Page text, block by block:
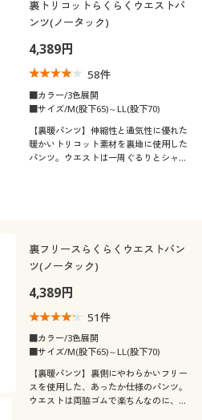
裏トリコットらくらくウエストパ
ンツ(ノータック)
4,389円
58件
■カラー/3色展開
■サイズ/M(股下65)～LL(股下70)
【裏暖パンツ】伸縮性と通気性に優れた
暖かいトリコット素材を裏地に使用した
パンツ。ウエストは一周ぐるりとシャー
裏フリースらくらくウエストパン
ツ(ノータック)
4,389円
51件
■カラー/3色展開
■サイズ/M(股下65)～LL(股下70)
【裏暖パンツ】裏側にやわらかいフリー
スを使用した、あったか仕様のパンツ。
ウエストは両脇ゴムで楽ちんなのに、正